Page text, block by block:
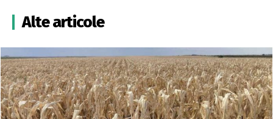
Alte articole